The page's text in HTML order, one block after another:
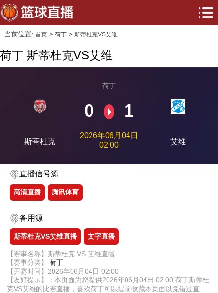
当前位置: 首页> 荷丁> 斯蒂杜克VS艾维
荷丁 斯蒂杜克VS艾维
斯蒂杜克
荷丁
0 1
2026年06月04日
02:00
艾维
直播信号源
高清直播 腾讯体育
备用源
斯蒂杜克VS艾维直播 文字直播
【赛事名称】斯蒂杜克 VS 艾维直播
【赛事分类】 荷丁
【开赛时间】2026年06月04日 02:00
【友好提示】：本页面为您提供2026年06月04日 02:00 荷丁斯蒂杜
克VS艾维的比赛直播，喜欢荷丁可以提前收藏本页面以免错过直